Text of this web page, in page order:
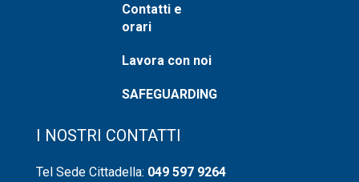
Contatti e
orari
Lavora con noi
SAFEGUARDING
I NOSTRI CONTATTI
Tel Sede Cittadella: 049 597 9264